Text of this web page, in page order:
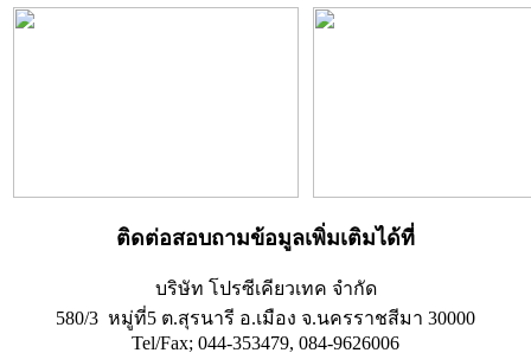
ติดต่อสอบถามข้อมูลเพิ่มเติมได้ที่
บริษัท โปรซีเคียวเทค จำกัด
580/3 หมู่ที่5 ต.สุรนารี อ.เมือง จ.นครราชสีมา 30000
Tel/Fax; 044-353479, 084-9626006